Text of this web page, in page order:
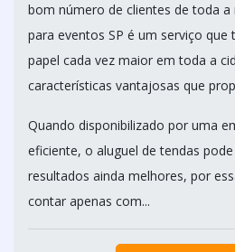
bom número de clientes de toda a
para eventos SP é um serviço
papel cada vez maior em toda a
características vantajosas que
Quando disponibilizado por uma
eficiente, o aluguel de tendas
resultados ainda melhores, por
contar apenas com...